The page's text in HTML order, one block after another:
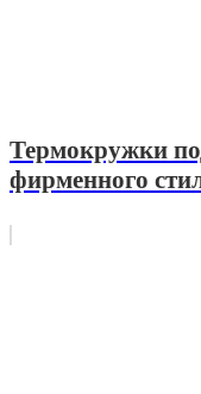
Термокружки
фирменного